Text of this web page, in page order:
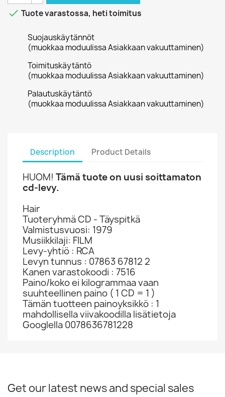
 Tuote varastossa, heti toimitus
Suojauskäytännöt
(muokkaa moduulissa Asiakkaan vakuuttaminen)
Toimituskäytäntö
(muokkaa moduulissa Asiakkaan vakuuttaminen)
Palautuskäytäntö
(muokkaa moduulissa Asiakkaan vakuuttaminen)
Description Product Details
HUOM! Tämä tuote on uusi soittamaton
cd-levy.
Hair
Tuoteryhmä CD - Täyspitkä
Valmistusvuosi: 1979
Musiikkilaji: FILM
Levy-yhtiö : RCA
Levyn tunnus : 07863 67812 2
Kanen varastokoodi : 7516
Paino/koko ei kilogrammaa vaan
suuhteellinen paino ( 1 CD = 1 )
Tämän tuotteen painoyksikkö : 1
mahdollisella viivakoodilla lisätietoja
Googlella 0078636781228
Get our latest news and special sales